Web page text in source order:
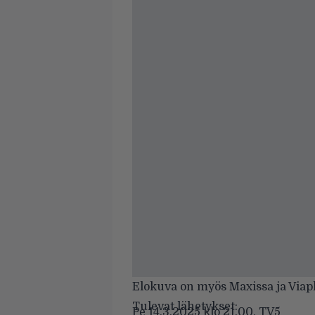
Elokuva on myös Maxissa ja
Tulevat lähetykset:
Pe 14.3.2025 klo 21.00, TV5